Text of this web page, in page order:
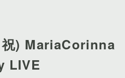
祝) MariaCorinna
LIVE